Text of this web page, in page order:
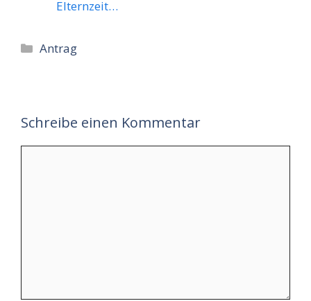
Elternzeit…
Kategorien
Antrag
Schreibe einen Kommentar